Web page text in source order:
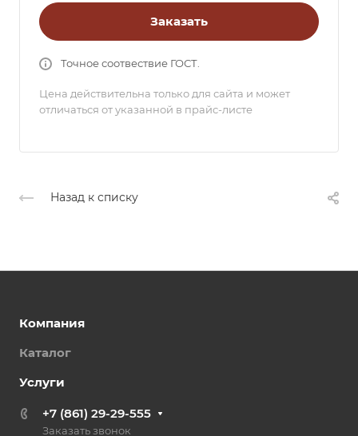
Заказать
Точное соотвествие ГОСТ.
Цена действительна только для сайта и может
отличаться от указанной в прайс-листе
Назад к списку
Компания
Каталог
Услуги
+7 (861) 29-29-555
Заказать звонок